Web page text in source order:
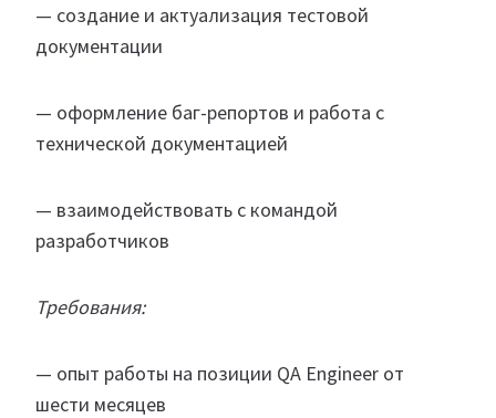
— создание и актуализация тестовой
документации
— оформление баг-репортов и работа с
технической документацией
— взаимодействовать с командой
разработчиков
Требования:
— опыт работы на позиции QA Engineer от
шести месяцев